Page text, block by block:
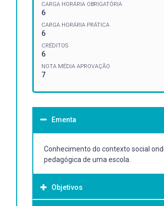
CARGA HORÁRIA OBRIGATÓRIA
6
CARGA HORÁRIA PRÁTICA
6
CRÉDITOS
6
NOTA MÉDIA APROVAÇÃO
7
Ementa
Conhecimento do contexto social
pedagógica de uma escola.
Objetivos